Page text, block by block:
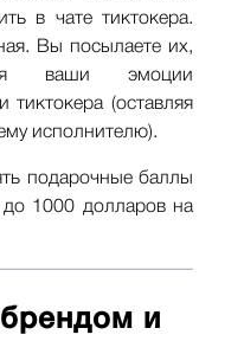
в чате тиктокера.
Вы посылаете их,
ваши эмоции
тиктокера (оставляя
исполнителю).
подарочные баллы
1000 долларов на
брендом и